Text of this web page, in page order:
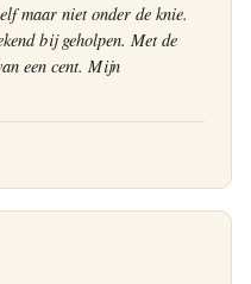
maar niet onder de knie.
bij geholpen. Met de
een cent. Mijn